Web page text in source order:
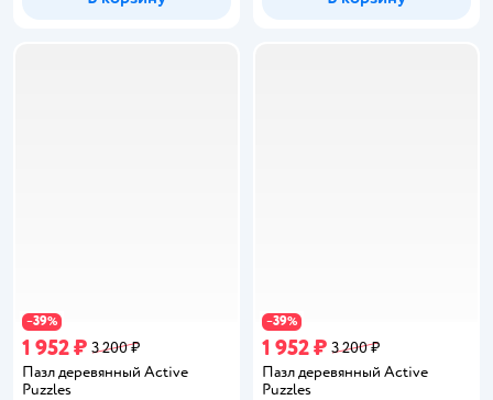
−39%
1 952 ₽ 3 200 ₽
Пазл деревянный Active
Puzzles
−39%
1 952 ₽ 3 200 ₽
Пазл деревянный Active
Puzzles